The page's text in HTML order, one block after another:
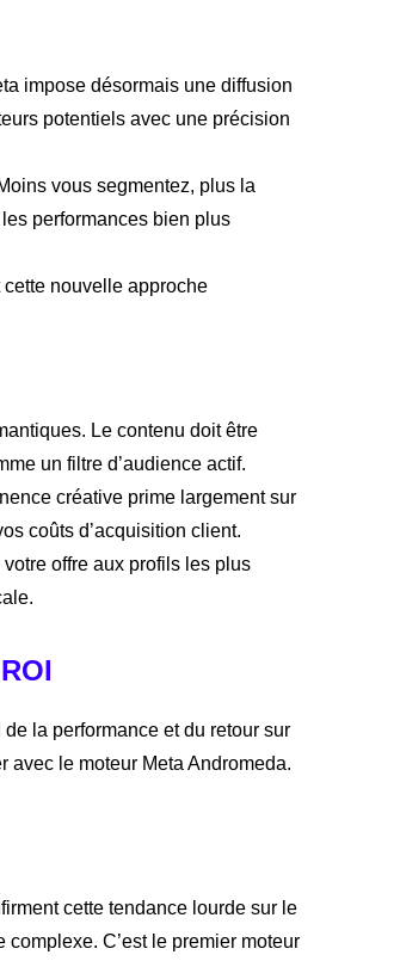
impose désormais une diffusion
potentiels avec une précision
vous segmentez, plus la
performances bien plus
cette nouvelle approche
Le contenu doit être
un filtre d’audience actif.
créative prime largement sur
coûts d’acquisition client.
offre aux profils les plus
la performance et du retour sur
le moteur Meta Andromeda.
cette tendance lourde sur le
C’est le premier moteur